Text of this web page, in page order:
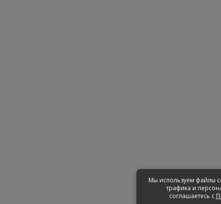
Мы используем файлы
трафика и
соглашаетесь с